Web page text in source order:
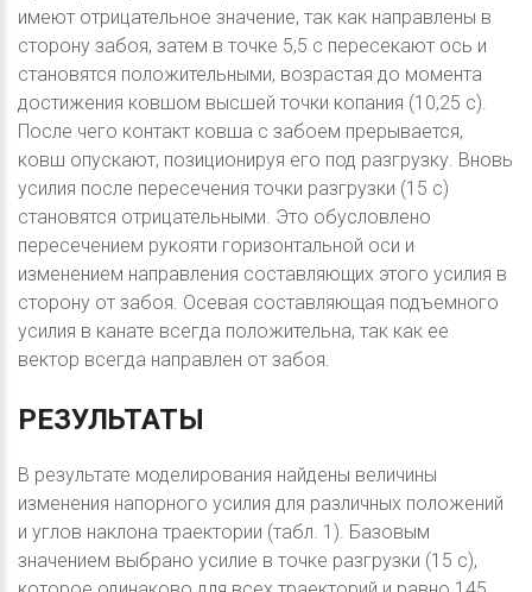
имеют отрицательное значение, так как направлены в
сторону забоя, затем в точке 5,5 с пересекают ось и
становятся положительными, возрастая до момента
достижения ковшом высшей точки копания (10,25 с).
После чего контакт ковша с забоем прерывается,
ковш опускают, позиционируя его под разгрузку. Вновь
усилия после пересечения точки разгрузки (15 с)
становятся отрицательными. Это обусловлено
пересечением рукояти горизонтальной оси и
изменением направления составляющих этого усилия в
сторону от забоя. Осевая составляющая подъемного
усилия в канате всегда положительна, так как ее
вектор всегда направлен от забоя.
РЕЗУЛЬТАТЫ
В результате моделирования найдены величины
изменения напорного усилия для различных положений
и углов наклона траектории (табл. 1). Базовым
значением выбрано усилие в точке разгрузки (15 с),